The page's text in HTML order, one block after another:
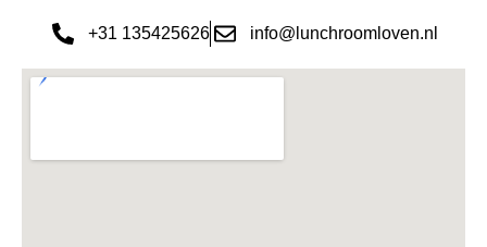
+31 135425626 info@lunchroomloven.nl